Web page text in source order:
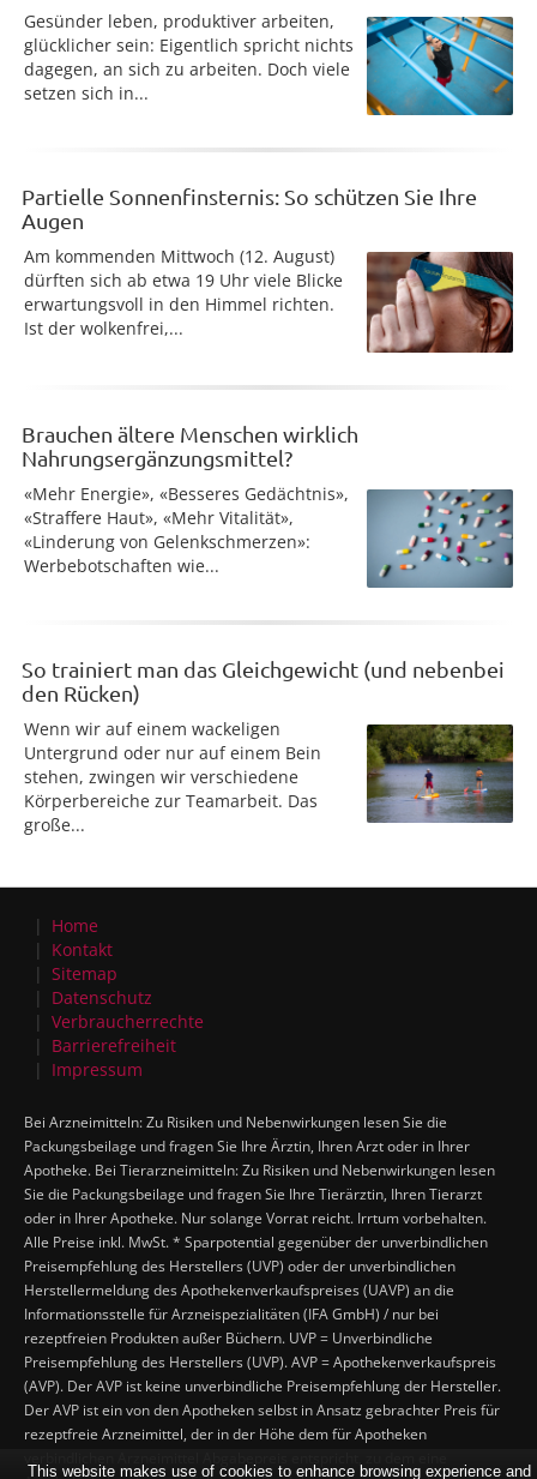
Gesünder leben, produktiver arbeiten,
glücklicher sein: Eigentlich spricht nichts
dagegen, an sich zu arbeiten. Doch viele
setzen sich in...
Partielle Sonnenfinsternis: So schützen Sie Ihre
Augen
Am kommenden Mittwoch (12. August)
dürften sich ab etwa 19 Uhr viele Blicke
erwartungsvoll in den Himmel richten.
Ist der wolkenfrei,...
Brauchen ältere Menschen wirklich
Nahrungsergänzungsmittel?
«Mehr Energie», «Besseres Gedächtnis»,
«Straffere Haut», «Mehr Vitalität»,
«Linderung von Gelenkschmerzen»:
Werbebotschaften wie...
So trainiert man das Gleichgewicht (und nebenbei
den Rücken)
Wenn wir auf einem wackeligen
Untergrund oder nur auf einem Bein
stehen, zwingen wir verschiedene
Körperbereiche zur Teamarbeit. Das
große...
Home
Kontakt
Sitemap
Datenschutz
Verbraucherrechte
Barrierefreiheit
Impressum
Bei Arzneimitteln: Zu Risiken und Nebenwirkungen lesen Sie die
Packungsbeilage und fragen Sie Ihre Ärztin, Ihren Arzt oder in Ihrer
Apotheke. Bei Tierarzneimitteln: Zu Risiken und Nebenwirkungen lesen
Sie die Packungsbeilage und fragen Sie Ihre Tierärztin, Ihren Tierarzt
oder in Ihrer Apotheke. Nur solange Vorrat reicht. Irrtum vorbehalten.
Alle Preise inkl. MwSt. * Sparpotential gegenüber der unverbindlichen
Preisempfehlung des Herstellers (UVP) oder der unverbindlichen
Herstellermeldung des Apothekenverkaufspreises (UAVP) an die
Informationsstelle für Arzneispezialitäten (IFA GmbH) / nur bei
rezeptfreien Produkten außer Büchern. UVP = Unverbindliche
Preisempfehlung des Herstellers (UVP). AVP = Apothekenverkaufspreis
(AVP). Der AVP ist keine unverbindliche Preisempfehlung der Hersteller.
Der AVP ist ein von den Apotheken selbst in Ansatz gebrachter Preis für
rezeptfreie Arzneimittel, der in der Höhe dem für Apotheken
This website makes use of cookies to enhance browsing experience and